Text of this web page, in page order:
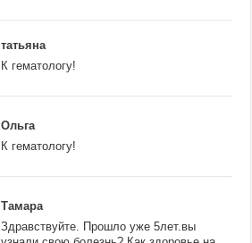
татьяна
К гематологу!
Ольга
К гематологу!
Тамара
Здравствуйте. Прошло уже 5лет.вы